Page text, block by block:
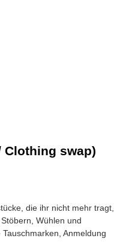
Clothing swap)
die ihr nicht mehr tragt,
Wühlen und
Anmeldung